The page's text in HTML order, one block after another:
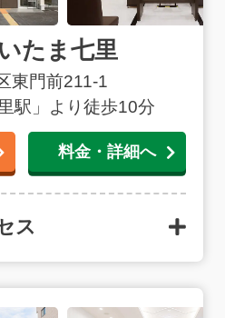
たま七里
東門前211-1
駅」より徒歩10分
料金・詳細へ
ス